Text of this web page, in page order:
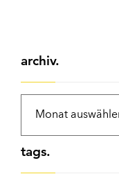
archiv.
tags.